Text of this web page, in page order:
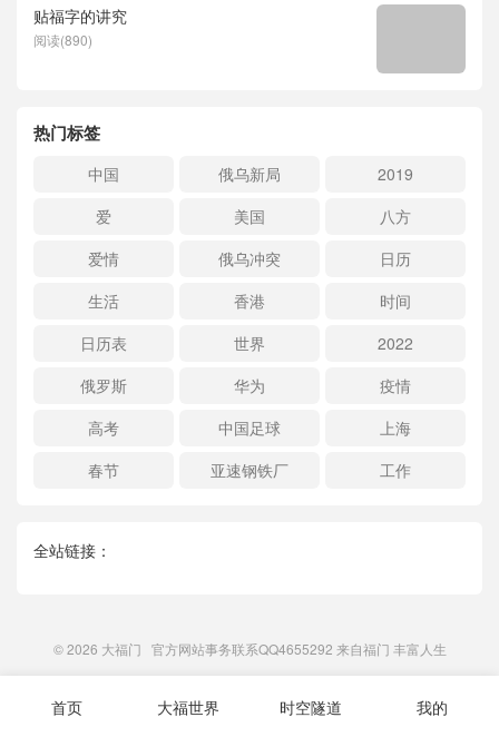
贴福字的讲究
阅读(890)
热门标签
中国 俄乌新局
2019
爱
美国
八方
爱情
俄乌冲突
日历
生活
香港
时间
日历表
世界
2022
俄罗斯
华为
疫情
高考
中国足球
上海
春节
亚速钢铁厂 工作
全站链接：
© 2026 大福门 官方网站事务联系QQ4655292 来自福门 丰富人生
首页 大福世界 时空隧道 我的